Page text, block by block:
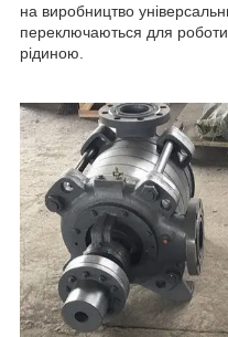
на виробництво
переключаються для
рідиною.